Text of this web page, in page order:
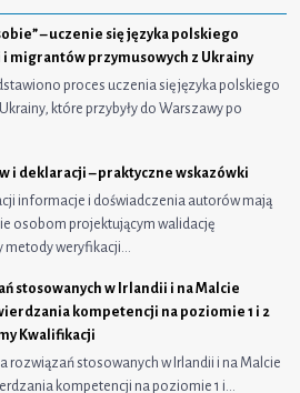
– uczenie się języka polskiego
migrantów przymusowych z Ukrainy
proces uczenia się języka polskiego
które przybyły do Warszawy po
i deklaracji – praktyczne wskazówki
informacje i doświadczenia autorów mają
osobom projektującym walidację
metody weryfikacji…
stosowanych w Irlandii i na Malcie
kompetencji na poziomie 1 i 2
Kwalifikacji
rozwiązań stosowanych w Irlandii i na Malcie
kompetencji na poziomie 1 i…